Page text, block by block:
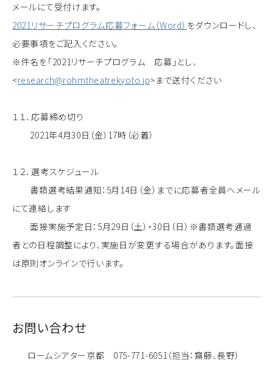
メールにて受付けます。
2021リサーチプログラム応募フォーム（Word） をダウンロードし、
必要事項をご記入ください。
※件名を「2021リサーチプログラム 応募」とし、
<research@rohmtheatrekyoto.jp>まで送付ください
１１．応募締め切り
2021年4月30日（金）17時（必着）
１２．選考スケジュール
書類選考結果通知：5月14日（金）までに応募者全員へメール
にて連絡します
面接実施予定日：5月29日（土）・30日（日）※書類選考通過
者との日程調整により、実施日が変更する場合があります。面接
は原則オンラインで行います。
お問い合わせ
ロームシアター京都 075-771-6051（担当：齋藤、長野）